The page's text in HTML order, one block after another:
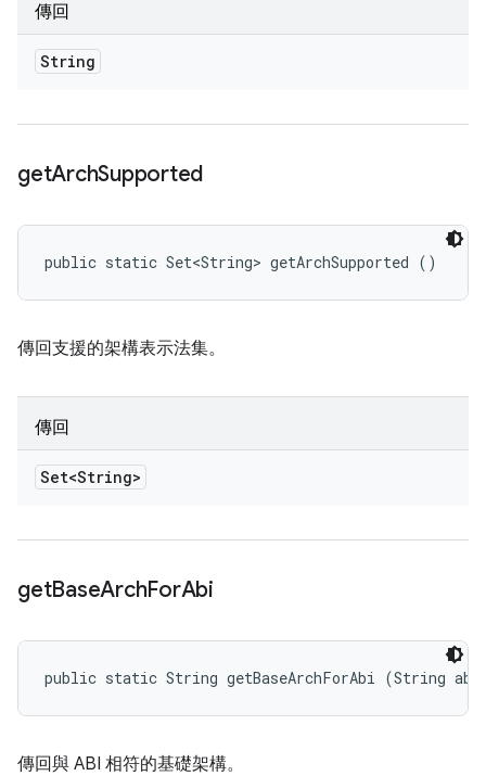
傳回
String
getArchSupported
public static Set<String> getArchSupported ()
傳回支援的架構表示法集。
傳回
Set<String>
getBaseArchForAbi
public static String getBaseArchForAbi (String
傳回與 ABI 相符的基礎架構。